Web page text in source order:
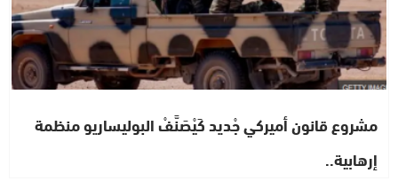
مشروع قانون أميركي جْديد كَيْصَنَّفْ البوليساريو منظمة
إرهابية..